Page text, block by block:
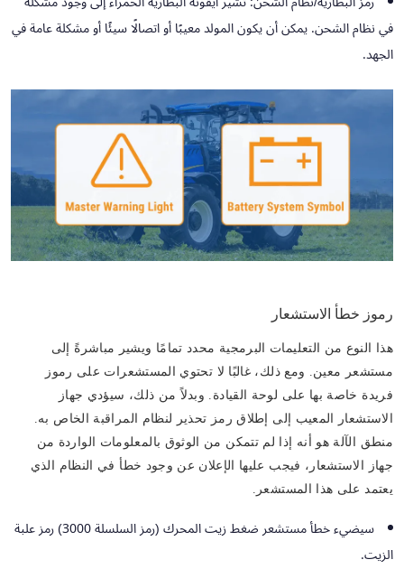
في نظام الشحن. يمكن أن يكون المولد معيبًا أو اتصالًا سيئًا أو مشكلة عامة في
الجهد.
رموز خطأ الاستشعار
هذا النوع من التعليمات البرمجية محدد تمامًا ويشير مباشرةً إلى
مستشعر معين. ومع ذلك، غالبًا لا تحتوي المستشعرات على رموز
فريدة خاصة بها على لوحة القيادة. وبدلاً من ذلك، سيؤدي جهاز
الاستشعار المعيب إلى إطلاق رمز تحذير لنظام المراقبة الخاص به.
منطق الآلة هو أنه إذا لم تتمكن من الوثوق بالمعلومات الواردة من
جهاز الاستشعار، فيجب عليها الإعلان عن وجود خطأ في النظام الذي
يعتمد على هذا المستشعر.
سيضيء خطأ مستشعر ضغط زيت المحرك (رمز السلسلة 3000) رمز علبة
الزيت.